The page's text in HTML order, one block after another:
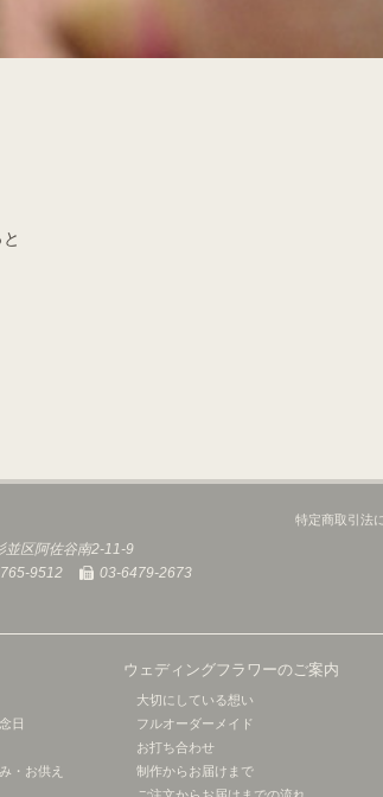
並区阿佐谷南2-11-9
9512
03-6479-2673
特定商取引法
日
・お供え
ウェディングフラワーのご案内
大切にしている想い
フルオーダーメイド
お打ち合わせ
制作からお届けまで